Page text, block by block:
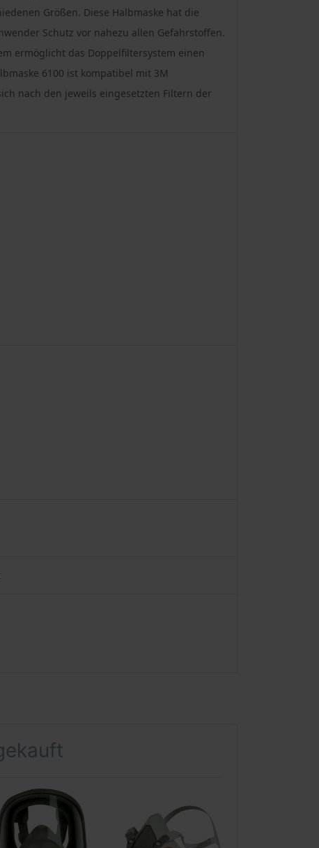
Größen. Diese Halbmaske hat die
Schutz vor nahezu allen Gefahrstoffen.
ermöglicht das Doppelfiltersystem einen
6100 ist kompatibel mit 3M
nach den jeweils eingesetzten Filtern der